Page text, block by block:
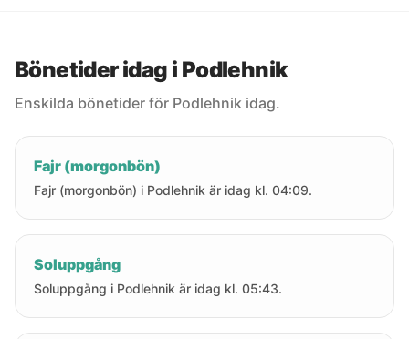
Bönetider idag i Podlehnik
Enskilda bönetider för Podlehnik idag.
Fajr (morgonbön)
Fajr (morgonbön) i Podlehnik är idag kl. 04:09.
Soluppgång
Soluppgång i Podlehnik är idag kl. 05:43.